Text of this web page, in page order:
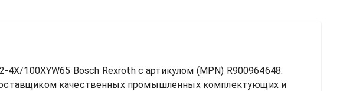
4X/100XYW65 Bosch Rexroth с артикулом (MPN) R900964648.
качественных промышленных комплектующих и